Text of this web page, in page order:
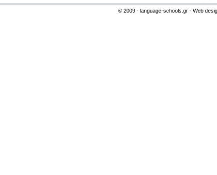
© 2009 - language-schools.gr - Web